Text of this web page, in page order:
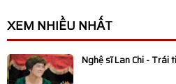
XEM NHIỀU NHẤT
Nghệ sĩ Lan Chi - Trái